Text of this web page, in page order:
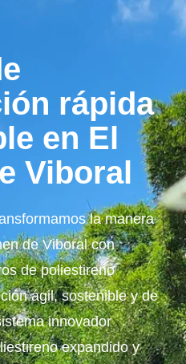
rápida
en El
Viboral
la manera
de Viboral con
de poliestireno
ágil, sostenible y de
innovador
expandido y